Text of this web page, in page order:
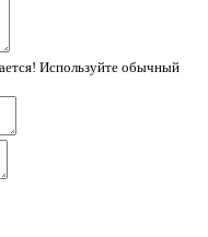
Используйте обычный